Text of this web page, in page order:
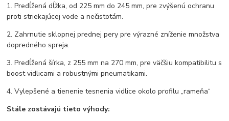
1. Predĺžená dĺžka, od 225 mm do 245 mm, pre zvýšenú ochranu
proti striekajúcej vode a nečistotám.
2. Zahrnutie sklopnej prednej pery pre výrazné zníženie množstva
dopredného spreja.
3. Predĺžená šírka, z 255 mm na 270 mm, pre väčšiu kompatibilitu s
boost vidlicami a robustnými pneumatikami.
4. Vylepšené a tienenie tesnenia vidlice okolo profilu „rameňa“
Stále zostávajú tieto výhody: